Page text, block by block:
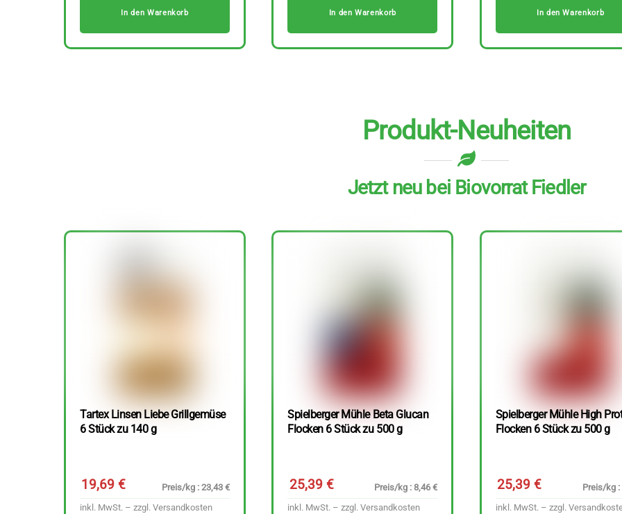
In den Warenkorb In den Warenkorb In den Warenkorb
Produkt-Neuheiten
Jetzt neu bei Biovorrat Fiedler
Tartex Linsen Liebe Grillgemüse
6 Stück zu 140 g
19,69€
Preis/kg : 23,43 €
inkl. MwSt. – zzgl. Versandkosten
Spielberger Mühle Beta Glucan
Flocken 6 Stück zu 500 g
25,39 €
Preis/kg : 8,46 €
inkl. MwSt. – zzgl.Versandkosten
Spielberger Mühle High
Flocken 6 Stück zu 500 g
25,39 €
Preis/kg :
inkl. MwSt. – zzgl.